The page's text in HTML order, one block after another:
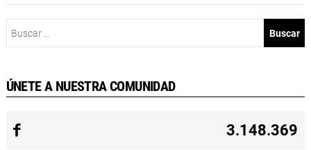
ÚNETE A NUESTRA COMUNIDAD
3.148.369